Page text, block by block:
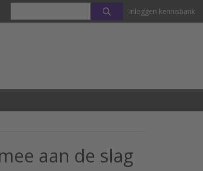
Inloggen kennisbank
aan de slag